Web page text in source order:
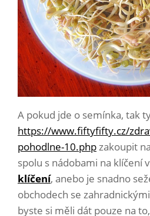
A pokud jde o semínka, tak
https://www.fiftyfifty.cz/
pohodlne-10.phpzakoupit
spolu s nádobami na klíčení
klíčení, anebo je snadno
obchodech se
byste si měli dát pouze na